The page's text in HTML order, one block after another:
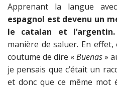
Apprenant la langue
espagnol est devenu un
le catalan et l’argentin.
manière de saluer. En
coutume de dire «Buenas»
je pensais que c’était un
et donc que ce même mot